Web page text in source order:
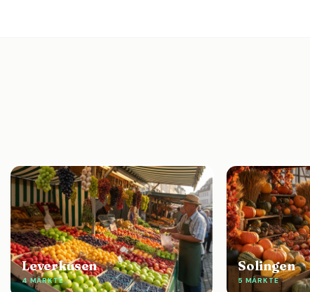
Leverkusen
4 MÄRKTE
Solingen
5 MÄRKTE